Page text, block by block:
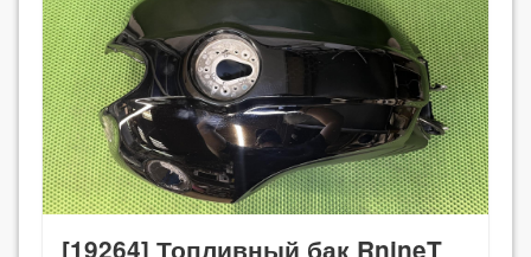
[19264] Топливный бак RnineT